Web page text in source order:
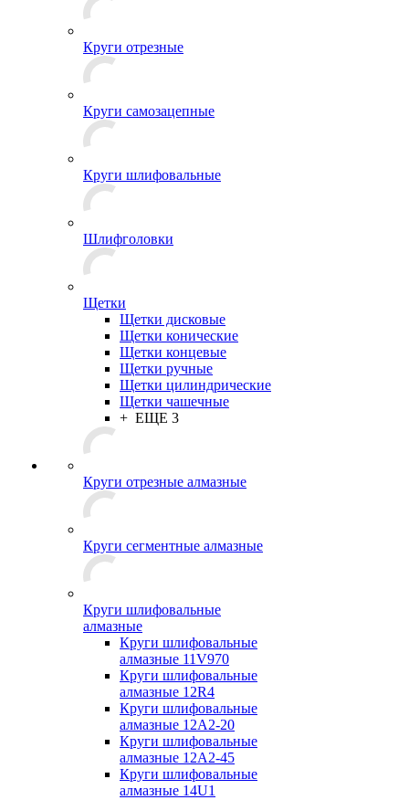
Круги отрезные
Круги самозацепные
Круги шлифовальные
Шлифголовки
Щетки
Щетки дисковые
Щетки конические
Щетки концевые
Щетки ручные
Щетки цилиндрические
Щетки чашечные
+ ЕЩЕ 3
Круги отрезные алмазные
Круги сегментные алмазные
Круги шлифовальные
алмазные
Круги шлифовальные
алмазные 11V970
Круги шлифовальные
алмазные 12R4
Круги шлифовальные
алмазные 12А2-20
Круги шлифовальные
алмазные 12А2-45
Круги шлифовальные
алмазные 14U1